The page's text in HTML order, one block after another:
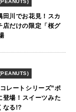
田川でお花見！スカ
店だけの限定「桜グ
レートシリーズ”ポ
場！スイーツみた
なる!?